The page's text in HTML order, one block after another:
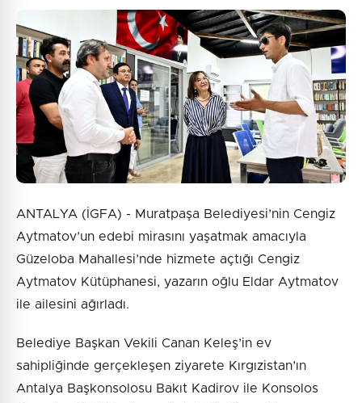
ANTALYA (İGFA) - Muratpaşa Belediyesi’nin Cengiz
Aytmatov’un edebi mirasını yaşatmak amacıyla
Güzeloba Mahallesi’nde hizmete açtığı Cengiz
Aytmatov Kütüphanesi, yazarın oğlu Eldar Aytmatov
ile ailesini ağırladı.
Belediye Başkan Vekili Canan Keleş’in ev
sahipliğinde gerçekleşen ziyarete Kırgızistan’ın
Antalya Başkonsolosu Bakıt Kadirov ile Konsolos